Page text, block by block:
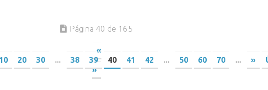
Página 40 de 165
«
10 20 30 ... 38 39 40 41 42 ... 50 60 70 ... »
»